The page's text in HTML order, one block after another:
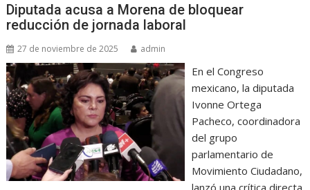
Diputada acusa a Morena de bloquear
reducción de jornada laboral
27 de noviembre de 2025 admin
En el Congreso
mexicano, la diputada
Ivonne Ortega
Pacheco, coordinadora
del grupo
parlamentario de
Movimiento Ciudadano,
lanzó una crítica directa